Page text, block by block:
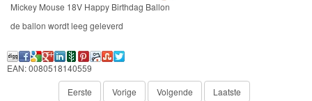
Fireman
Magische
Eenhoorn
Mickey Mouse 18V Happy Birthdag Ballon
de ballon wordt leeg geleverd
EAN: 0080518140559
Eerste
Vorige Volgende
Laatste